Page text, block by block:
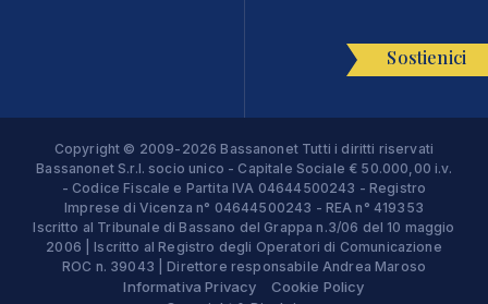
Sostienici
Copyright © 2009-2026 Bassanonet Tutti i diritti riservati
Bassanonet S.r.l. socio unico - Capitale Sociale € 50.000,00 i.v.
- Codice Fiscale e Partita IVA 04644500243 - Registro
Imprese di Vicenza n° 04644500243 - REA n° 419353
Iscritto al Tribunale di Bassano del Grappa n.3/06 del 10 maggio
2006 | Iscritto al Registro degli Operatori di Comunicazione
ROC n. 39043 | Direttore responsabile Andrea Maroso
Informativa Privacy
Cookie Policy